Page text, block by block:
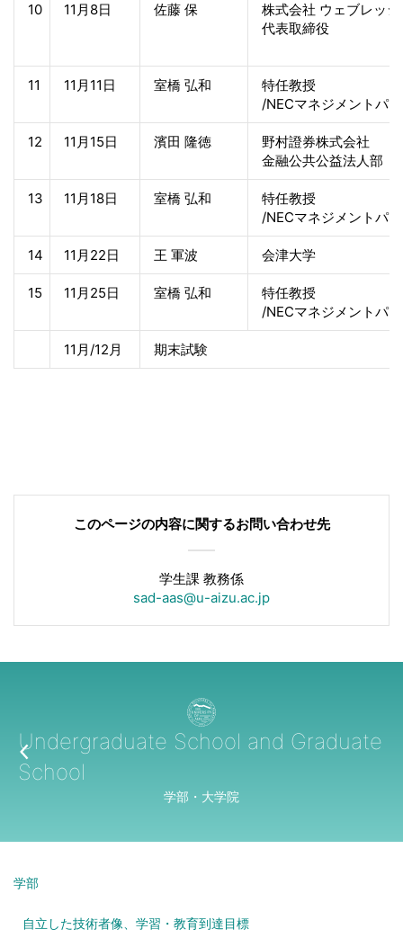
10 11月8日 佐藤 保
株式会社 ウェブレッジ
代表取締役
11 11月11日 室橋 弘和
特任教授
/NECマネジメントパ
12 11月15日 濱田 隆徳
野村證券株式会社
金融公共公益法人部
13 11月18日 室橋 弘和
特任教授
/NECマネジメントパ
14 11月22日 王 軍波 会津大学
15 11月25日 室橋 弘和
特任教授
/NECマネジメントパ
11月/12月 期末試験
このページの内容に関するお問い合わせ先
学生課 教務係
sad-aas@u-aizu.ac.jp
Undergraduate School and Graduate
School
学部・大学院
学部
自立した技術者像、学習・教育到達目標